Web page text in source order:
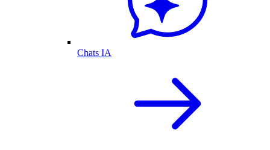
Chats IA